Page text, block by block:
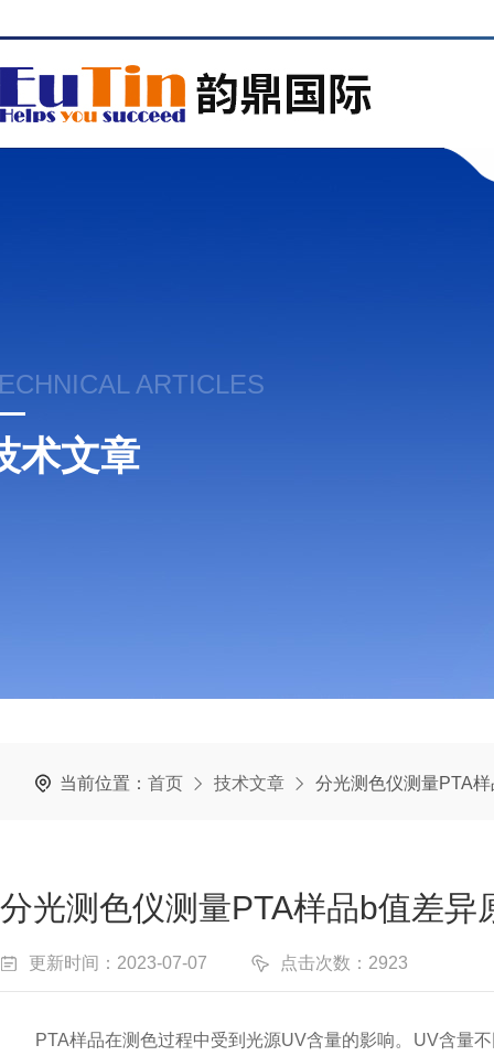
ARTICLES
术文章
当前位置： 首页 技术文章 分光测色仪测量PTA
分光测色仪测量PTA样品b值差异
更新时间：2023-07-07 点击次数：2923
PTA样品在测色过程中受到光源UV含量的影响。 UV含量